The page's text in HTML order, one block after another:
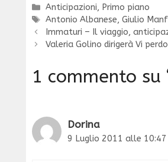
Categorie
Anticipazioni, Primo piano
Tag
Antonio Albanese,Giulio
Immaturi – Il viaggio,
Valeria Golino dirigerà Vi
1 commento su
Dorina
9 Luglio 2011 alle 10:47